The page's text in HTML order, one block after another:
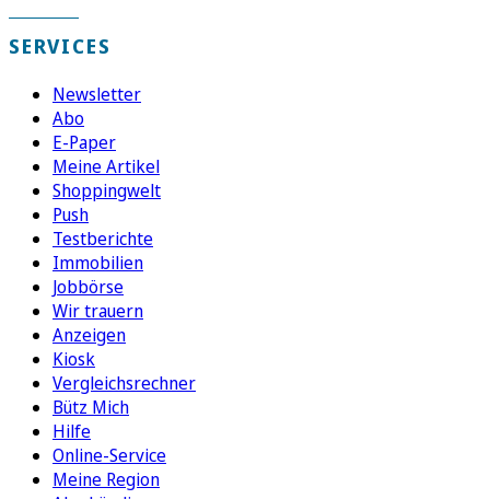
SERVICES
Newsletter
Abo
E-Paper
Meine Artikel
Shoppingwelt
Push
Testberichte
Immobilien
Jobbörse
Wir trauern
Anzeigen
Kiosk
Vergleichsrechner
Bütz Mich
Hilfe
Online-Service
Meine Region